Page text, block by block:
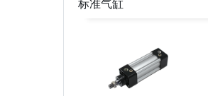
标准气缸